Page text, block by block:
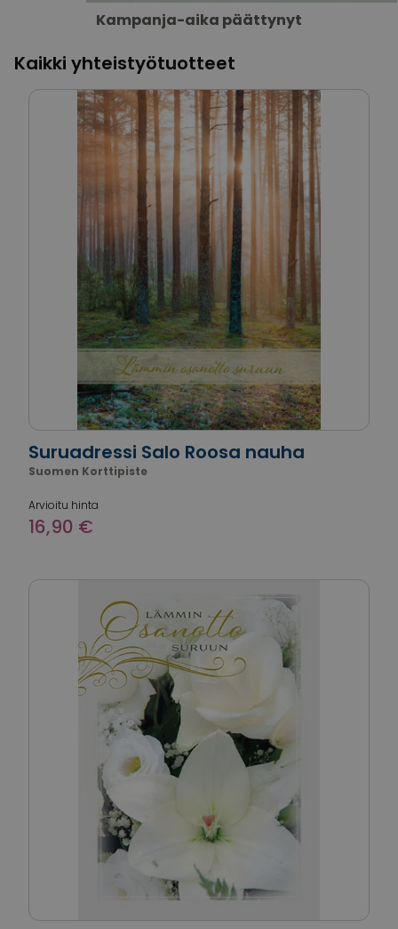
Kampanja-aika päättynyt
Kaikki yhteistyötuotteet
Suruadressi Salo Roosa nauha
Suomen Korttipiste
Arvioitu hinta
16,90 €